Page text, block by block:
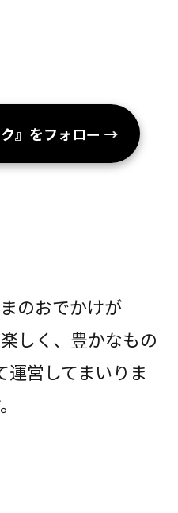
』をフォロー →
のおでかけが
しく、豊かなもの
運営してまいりま